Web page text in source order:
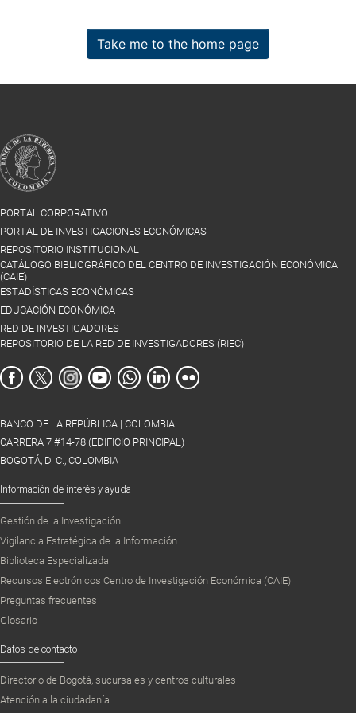
Take me to the home page
PORTAL CORPORATIVO
PORTAL DE INVESTIGACIONES ECONÓMICAS
REPOSITORIO INSTITUCIONAL
CATÁLOGO BIBLIOGRÁFICO DEL CENTRO DE INVESTIGACIÓN ECONÓMICA
(CAIE)
ESTADÍSTICAS ECONÓMICAS
EDUCACIÓN ECONÓMICA
RED DE INVESTIGADORES
REPOSITORIO DE LA RED DE INVESTIGADORES (RIEC)
BANCO DE LA REPÚBLICA | COLOMBIA
CARRERA 7 #14-78 (EDIFICIO PRINCIPAL)
BOGOTÁ, D. C., COLOMBIA
Información de interés y ayuda
Gestión de la Investigación
Vigilancia Estratégica de la Información
Biblioteca Especializada
Recursos Electrónicos Centro de Investigación Económica (CAIE)
Preguntas frecuentes
Glosario
Datos de contacto
Directorio de Bogotá, sucursales y centros culturales
Atención a la ciudadanía